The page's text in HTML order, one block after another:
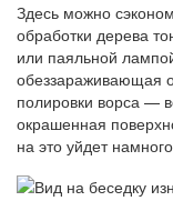
Здесь можно
обработки дерева
или паяльной
обеззараживающая
полировки ворса —
окрашенная
на это уйдет